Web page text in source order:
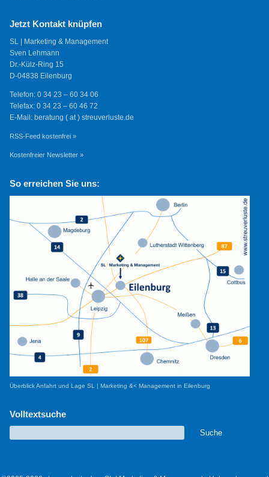
Jetzt Kontakt knüpfen
SL | Marketing & Management
Sven Lehmann
Dr.-Külz-Ring 15
D-04838 Eilenburg
Telefon: 0 34 23 – 60 34 06
Telefax: 0 34 23 – 60 46 72
E-Mail: beratung ( at ) streuverluste.de
RSS-Feed kostenfrei »
Kostenfreier Newsletter »
So erreichen Sie uns:
Überblick Anfahrt und Lage SL | Marketing &< Management in Eilenburg
Volltextsuche